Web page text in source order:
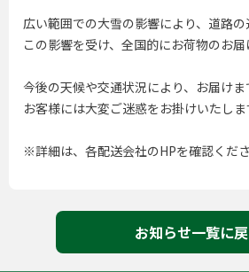
広い範囲での大雪の影響により、道路
この影響を受け、全国的にお荷物のお
今後の天候や交通状況により、お届け
お客様には大変ご迷惑をお掛けいたし
※詳細は、各配送会社のHPを確認くださ
お知らせ一覧に